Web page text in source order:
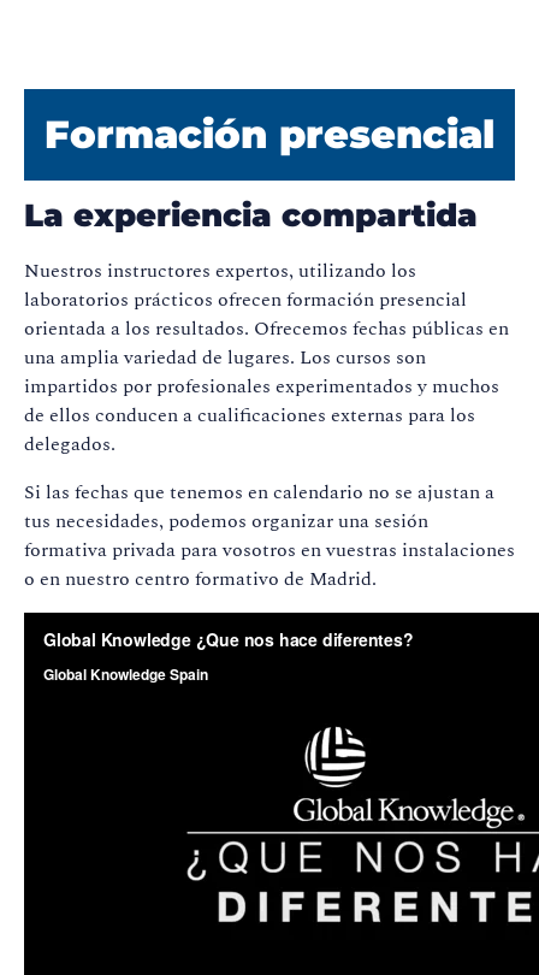
Formación presencial
La experiencia compartida
Nuestros instructores expertos, utilizando los
laboratorios prácticos ofrecen formación presencial
orientada a los resultados. Ofrecemos fechas públicas en
una amplia variedad de lugares. Los cursos son
impartidos por profesionales experimentados y muchos
de ellos conducen a cualificaciones externas para los
delegados.
Si las fechas que tenemos en calendario no se ajustan a
tus necesidades, podemos organizar una sesión
formativa privada para vosotros en vuestras instalaciones
o en nuestro centro formativo de Madrid.